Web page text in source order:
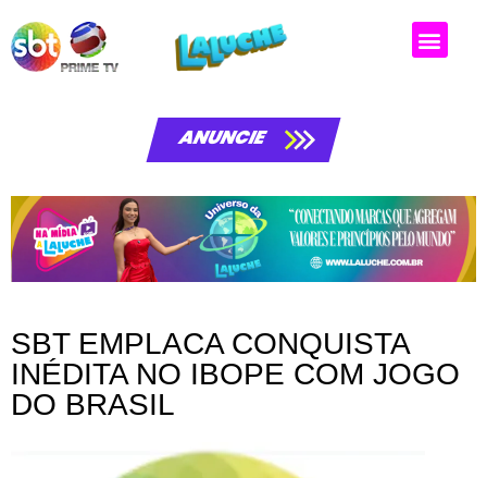
ANUNCIE
SBT EMPLACA CONQUISTA
INÉDITA NO IBOPE COM JOGO
DO BRASIL